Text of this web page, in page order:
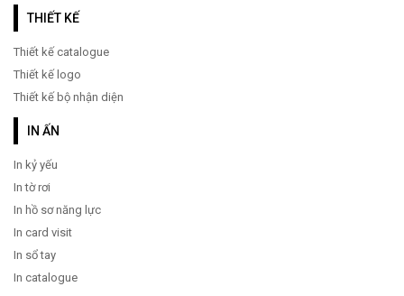
THIẾT KẾ
Thiết kế catalogue
Thiết kế logo
Thiết kế bộ nhận diện
IN ẤN
In kỷ yếu
In tờ rơi
In hồ sơ năng lực
In card visit
In sổ tay
In catalogue